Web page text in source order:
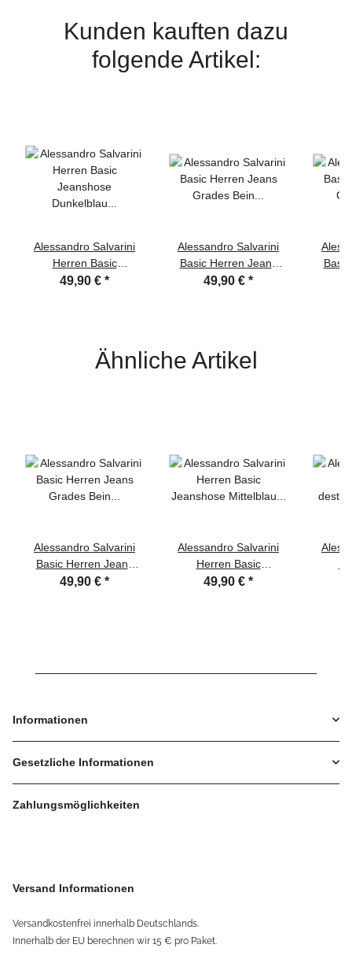
Kunden kauften dazu
folgende Artikel:
Alessandro Salvarini
Herren Basic
Jeanshose Dunkelblau
49,90 € *
Alessandro Salvarini
Basic Herren Jeans
Grades Bein Hellblau
49,90 € *
Ähnliche Artikel
Alessandro Salvarini
Basic Herren Jeans
Grades Bein
49,90 € *
Alessandro Salvarini
Herren Basic
Jeanshose Mittelblau
49,90 € *
Informationen
Gesetzliche Informationen
Zahlungsmöglichkeiten
Versand Informationen
Versandkostenfrei innerhalb Deutschlands.
Innerhalb der EU berechnen wir 15 € pro Paket.